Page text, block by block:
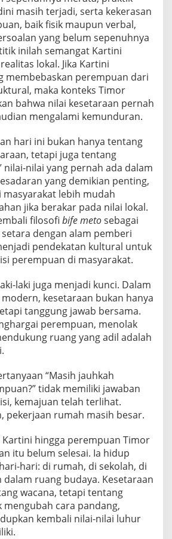
masih terjadi, serta kekerasan
baik fisik maupun verbal,
yang belum sepenuhnya
inilah semangat Kartini
lokal. Jika Kartini
membebaskan perempuan dari
maka konteks Timor
bahwa nilai kesetaraan pernah
mengalami kemunduran.
hari ini bukan hanya tentang
tetapi juga tentang
nilai-nilai yang pernah ada dalam
yang demikian penting,
masyarakat lebih mudah
jika berakar pada nilai lokal.
filosofi bife metosebagai
dengan alam pemberi
pendekatan kultural untuk
perempuan di masyarakat.
laki juga menjadi kunci. Dalam
kesetaraan bukan hanya
tanggung jawab bersama.
perempuan, menolak
ruang yang adil adalah
“Masih jauhkah
tidak memiliki jawaban
kemajuan telah terlihat.
pekerjaan rumah masih besar.
Kartini hingga perempuan Timor
itu belum selesai. Ia hidup
hari: di rumah, di sekolah, di
ruang budaya. Kesetaraan
wacana, tetapi tentang
cara pandang,
kembali nilai-nilai luhur